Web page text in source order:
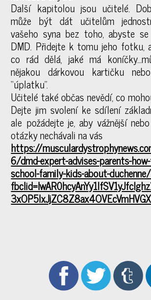
Další kapitolou jsou učitelé.
může být dát učitelům
vašeho syna bez toho, abyste
DMD. Přidejte k tomu jeho fotku,
co rád dělá, jaké má
nějakou dárkovou kartičku
“úplatku”.
Učitelé také občas nevědí, co
Dejte jim svolení ke sdílení
ale požádejte je, aby vážnější
otázky nechávali na vás
https://
6/dmd-expert-advises-parents-
school-family-kids-about-